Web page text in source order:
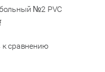
№2 PVC
сравнению